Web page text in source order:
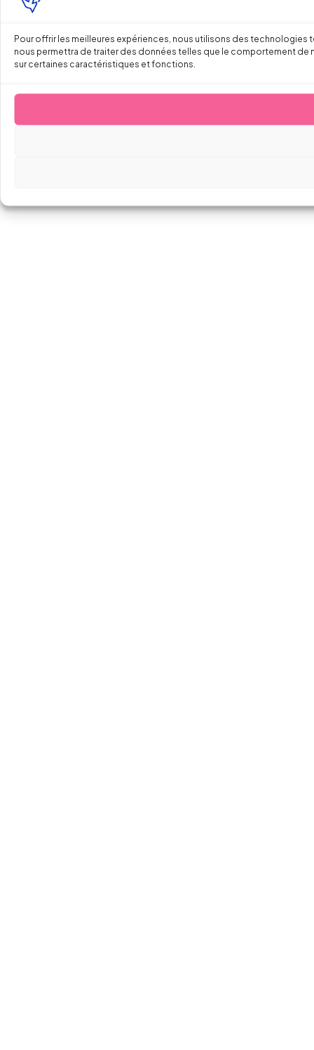
Pour offrir les meilleures expériences, nous utilisons des
nous permettra de traiter des données telles que le comportement de
sur certaines caractéristiques et fonctions.